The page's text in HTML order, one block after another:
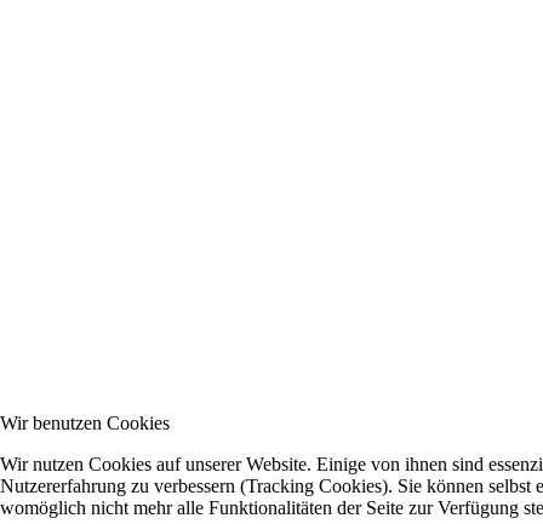
Wir benutzen Cookies
Wir nutzen Cookies auf unserer Website. Einige von ihnen sind
Nutzererfahrung zu verbessern (Tracking Cookies). Sie können
womöglich nicht mehr alle Funktionalitäten der Seite zur Verfügung